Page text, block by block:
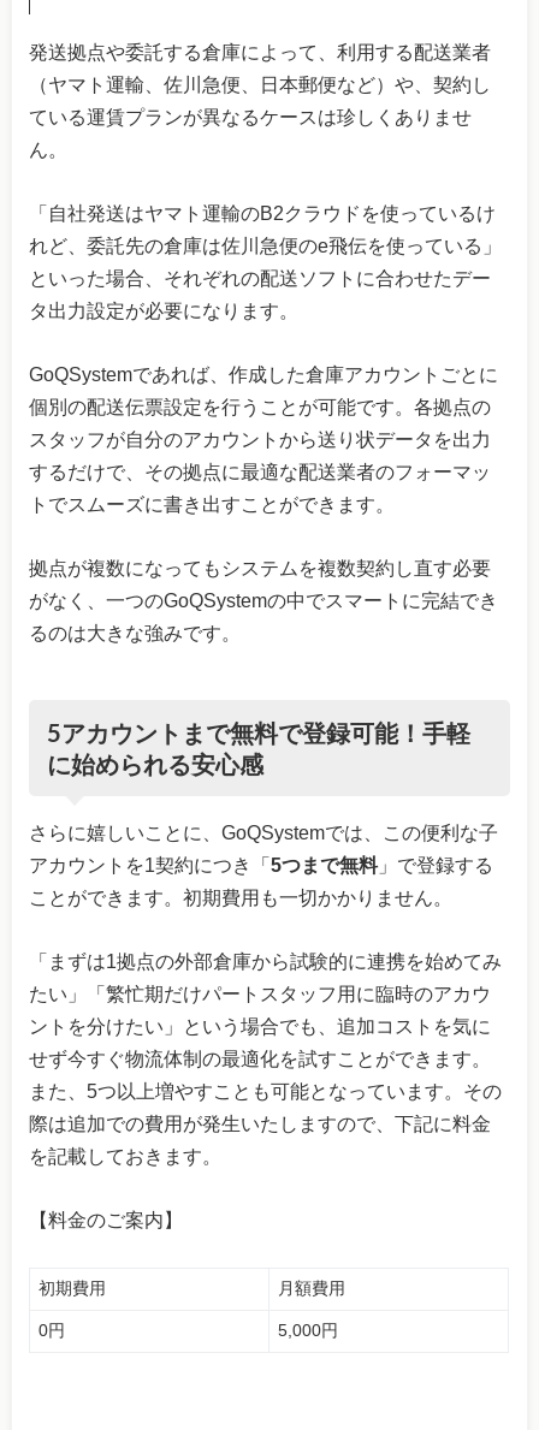
発送拠点や委託する倉庫によって、利用する配送業者
（ヤマト運輸、佐川急便、日本郵便など）や、契約し
ている運賃プランが異なるケースは珍しくありませ
ん。
「自社発送はヤマト運輸のB2クラウドを使っているけ
れど、委託先の倉庫は佐川急便のe飛伝を使っている」
といった場合、それぞれの配送ソフトに合わせたデー
タ出力設定が必要になります。
GoQSystemであれば、作成した倉庫アカウントごとに
個別の配送伝票設定を行うことが可能です。各拠点の
スタッフが自分のアカウントから送り状データを出力
するだけで、その拠点に最適な配送業者のフォーマッ
トでスムーズに書き出すことができます。
拠点が複数になってもシステムを複数契約し直す必要
がなく、一つのGoQSystemの中でスマートに完結でき
るのは大きな強みです。
5アカウントまで無料で登録可能！手軽
に始められる安心感
さらに嬉しいことに、GoQSystemでは、この便利な子
アカウントを1契約につき「5つまで無料」で登録する
ことができます。初期費用も一切かかりません。
「まずは1拠点の外部倉庫から試験的に連携を始めてみ
たい」「繁忙期だけパートスタッフ用に臨時のアカウ
ントを分けたい」という場合でも、追加コストを気に
せず今すぐ物流体制の最適化を試すことができます。
また、5つ以上増やすことも可能となっています。その
際は追加での費用が発生いたしますので、下記に料金
を記載しておきます。
【料金のご案内】
初期費用 月額費用
0円 5,000円